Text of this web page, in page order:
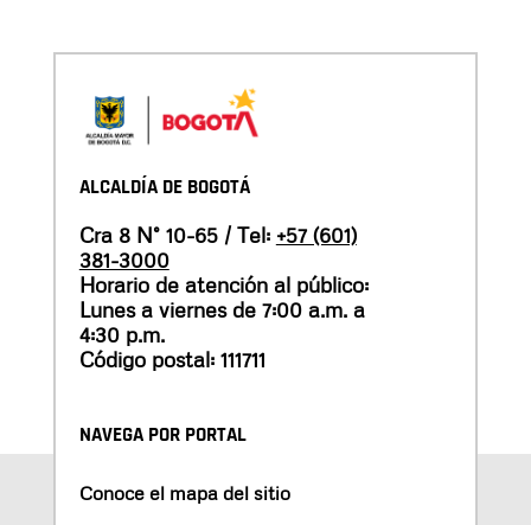
ALCALDÍA DE BOGOTÁ
Cra 8 N° 10-65 / Tel: +57 (601)
381-3000
Horario de atención al público:
Lunes a viernes de 7:00 a.m. a
4:30 p.m.
Código postal: 111711
NAVEGA POR PORTAL
Conoce el mapa del sitio